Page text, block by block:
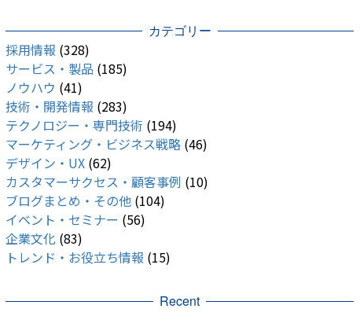
カテゴリー
採用情報 (328)
サービス・製品 (185)
ノウハウ (41)
技術・開発情報 (283)
テクノロジー・専門技術 (194)
マーケティング・ビジネス戦略 (46)
デザイン・UX (62)
カスタマーサクセス・顧客事例 (10)
ブログまとめ・その他 (104)
イベント・セミナー (56)
企業文化 (83)
トレンド・お役立ち情報 (15)
Recent